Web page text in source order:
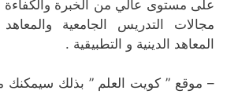
على مستوى عالي من الخبرة
مجالات التدريس الجامعية
المعاهد الدينية و التطبيقية .
– موقع ” كويت العلم ” بذلك